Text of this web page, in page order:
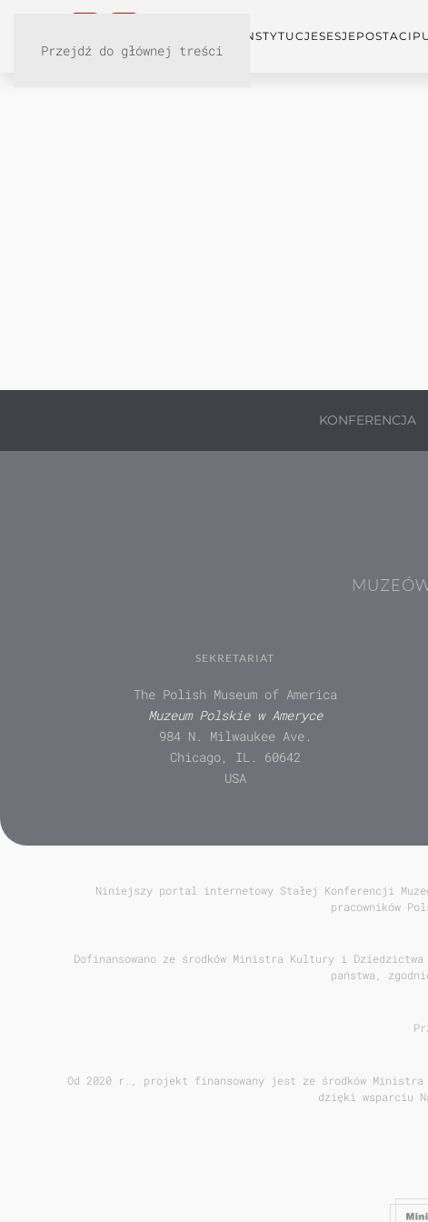
Przejdź do głównej treści
INSTYTUCJESESJEPOSTACI
KONFERENCJA
SEKRETARIAT
The Polish Museum of America
Muzeum Polskie w Ameryce
984 N. Milwaukee Ave.
Chicago, IL. 60642
USA
Niniejszy portal internetowy Stałej Konferencji
pracowników
Dofinansowano ze środków Ministra Kultury i Dziedzictwa
państwa,
Od 2020 r., projekt finansowany jest ze środków Ministra
dzięki wsparciu